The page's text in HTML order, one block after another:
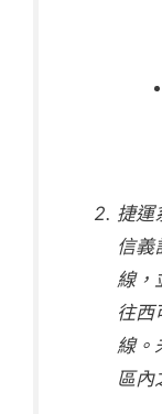
捷運
信義
線，
往西
線。
區內